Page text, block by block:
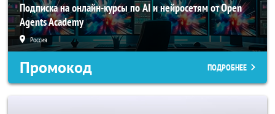
Подписка на онлайн-курсы по AI и нейросетям от Open
Agents Academy
Россия
Промокод ПОДРОБНЕЕ